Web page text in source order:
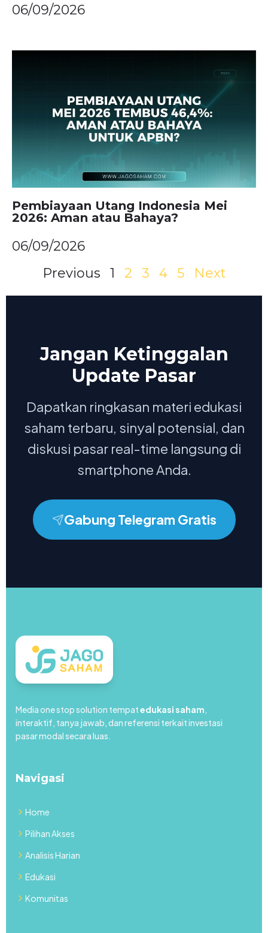
06/09/2026
Pembiayaan Utang Indonesia Mei
2026: Aman atau Bahaya?
06/09/2026
Previous
1 2 3 4 5 Next
Jangan Ketinggalan
Update Pasar
Dapatkan ringkasan materi edukasi
saham terbaru, sinyal potensial, dan
diskusi pasar real-time langsung di
smartphone Anda.
Gabung Telegram Gratis
Media one stop solution tempatedukasi saham,
interaktif, tanya jawab, dan referensi terkait investasi
pasar modal secara luas.
Navigasi
Home
Pilihan Akses
Analisis Harian
Edukasi
Komunitas